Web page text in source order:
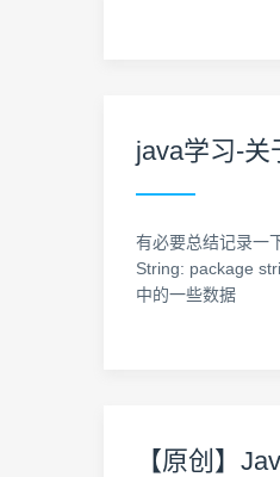
java学习-关
有必要总结记录一
String: package
中的一些数据
【原创】